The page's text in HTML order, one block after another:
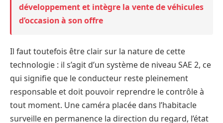
développement et intègre la vente de véhicules
d’occasion à son offre
Il faut toutefois être clair sur la nature de cette
technologie : il s’agit d’un système de niveau SAE 2, ce
qui signifie que le conducteur reste pleinement
responsable et doit pouvoir reprendre le contrôle à
tout moment. Une caméra placée dans l’habitacle
surveille en permanence la direction du regard, l’état